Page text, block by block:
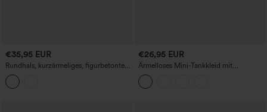
€35,95 EUR
Rundhals, kurzärmeliges, figurbetontes
2-in-1 Minikleid für den Alltag
€26,95 EUR
Ärmelloses Mini-Tankkleid mit
Rundhalsausschnitt, Crinkle-Struktur im
Vichy-Karo und Taschen